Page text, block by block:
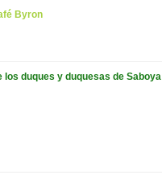
Byron
los duques y duquesas de Saboya